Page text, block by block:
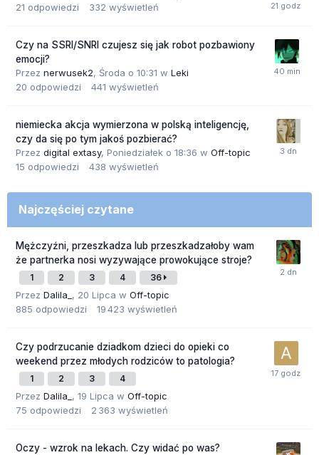
21 odpowiedzi 332 wyświetleń
Czy na SSRI/SNRI czujesz się jak robot pozbawiony
emocji?
Przez nerwusek2, Środa o 10:31 w Leki
20 odpowiedzi 441 wyświetleń
niemiecka akcja wymierzona w polską inteligencję,
czy da się po tym jakoś pozbierać?
Przez digital extasy, Poniedziałek o 18:36 w Off-topic
15 odpowiedzi 438 wyświetleń
Najczęściej czytane
Mężczyźni, przeszkadza lub przeszkadzałoby wam
że partnerka nosi wyzywające prowokujące stroje?
1 2 3 4 36
Przez Dalila_ , 20 Lipca w Off-topic
885 odpowiedzi 19 423 wyświetleń
Czy podrzucanie dziadkom dzieci do opieki co
weekend przez młodych rodziców to patologia?
1 2 3 4
Przez Dalila_ , 19 Lipca w Off-topic
75 odpowiedzi 2 363 wyświetleń
Oczy - wzrok na lekach. Czy widać po was?